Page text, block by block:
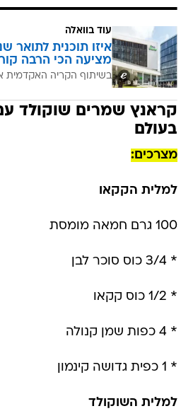
עוד בוואלה
איזו תוכנית לתואר
מציעה הכי הרבה
בשיתוף הקריה האקדמית
קראנץ שמרים שוקולד
בעולם
מצרכים:
למלית הקקאו
100 גרם חמאה מומסת
* 3/4 כוס סוכר לבן
* 1/2 כוס קקאו
* 4 כפות שמן קנולה
* 1 כפית גדושה קינמון
למלית השוקולד